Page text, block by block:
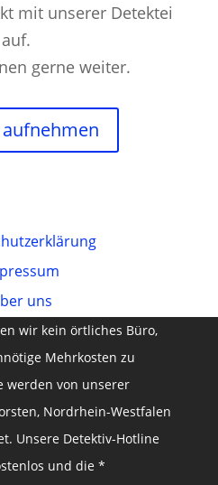
mit unserer Detektei
auf.
gerne weiter.
uns
wir kein örtliches Büro,
Mehrkosten zu
werden von unserer
Nordrhein-Westfalen
Unsere Detektiv-Hotline
und die *